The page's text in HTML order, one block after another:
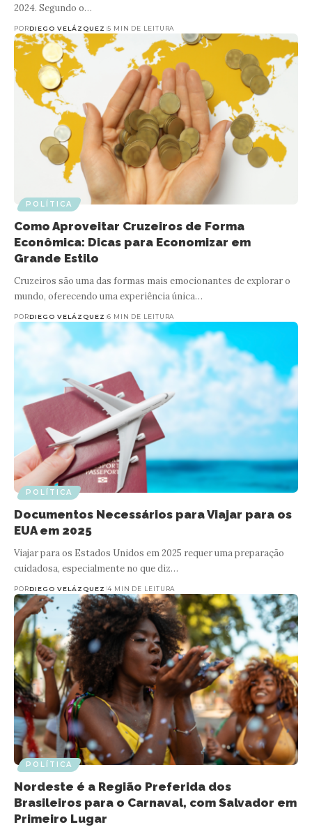
2024. Segundo o…
PORDIEGO VELÁZQUEZ 5 MIN DE LEITURA
POLÍTICA
Como Aproveitar Cruzeiros de Forma
Econômica: Dicas para Economizar em
Grande Estilo
Cruzeiros são uma das formas mais emocionantes de explorar o
mundo, oferecendo uma experiência única…
PORDIEGO VELÁZQUEZ 6 MIN DE LEITURA
POLÍTICA
Documentos Necessários para Viajar para os
EUA em 2025
Viajar para os Estados Unidos em 2025 requer uma preparação
cuidadosa, especialmente no que diz…
PORDIEGO VELÁZQUEZ 4 MIN DE LEITURA
POLÍTICA
Nordeste é a Região Preferida dos
Brasileiros para o Carnaval, com Salvador em
Primeiro Lugar